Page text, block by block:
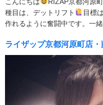
種目は、デットリフト
目標
作れるように奮闘中です。一
ライザップ京都河原町店